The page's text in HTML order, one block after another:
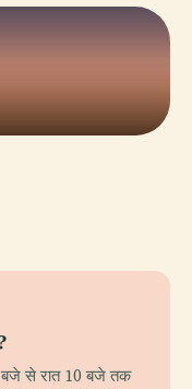
बजे से रात 10 बजे तक